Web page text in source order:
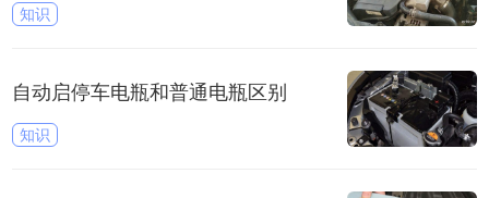
知识
自动启停车电瓶和普通电瓶区别
知识